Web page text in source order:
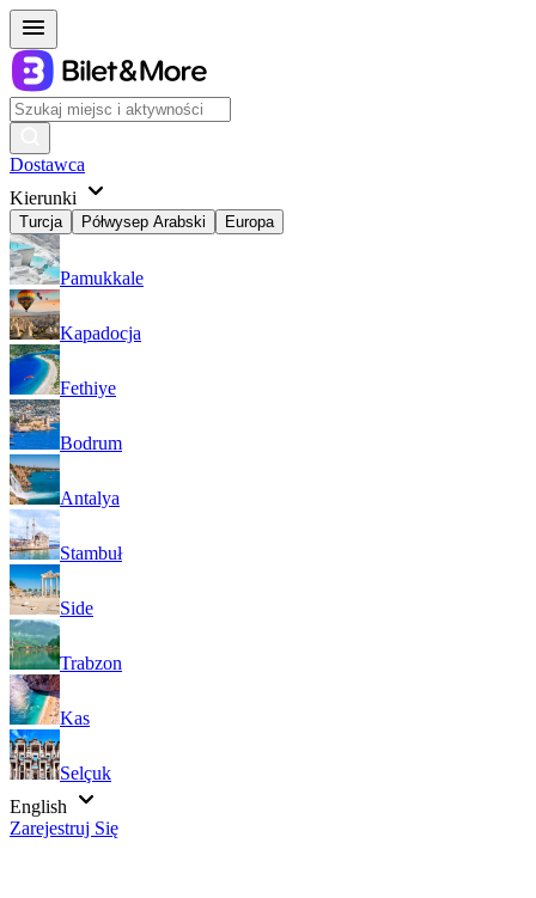
Dostawca
Kierunki
Turcja Półwysep Arabski Europa
Pamukkale
Kapadocja
Fethiye
Bodrum
Antalya
Stambuł
Side
Trabzon
Kas
Selçuk
English
Zarejestruj Się